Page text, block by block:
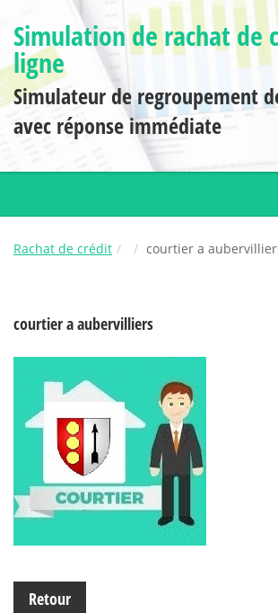
Simulation de rachat de
ligne
Simulateur de regroupement
avec réponse immédiate
Rachat de crédit courtier a
courtier a aubervilliers
Retour